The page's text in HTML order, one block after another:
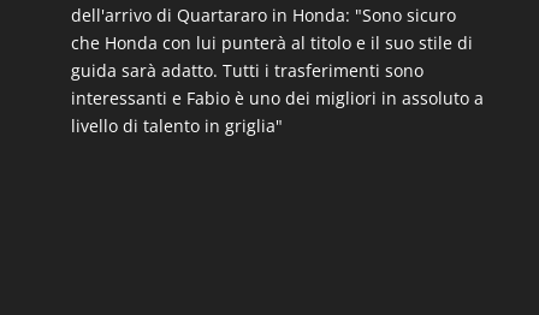
dell'arrivo di Quartararo in Honda: "Sono sicuro
che Honda con lui punterà al titolo e il suo stile di
guida sarà adatto. Tutti i trasferimenti sono
interessanti e Fabio è uno dei migliori in assoluto a
livello di talento in griglia"